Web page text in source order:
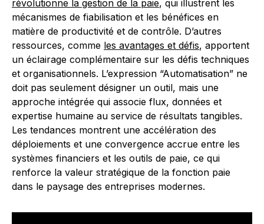
révolutionne la gestion de la paie, qui illustrent les
mécanismes de fiabilisation et les bénéfices en
matière de productivité et de contrôle. D’autres
ressources, comme les avantages et défis, apportent
un éclairage complémentaire sur les défis techniques
et organisationnels. L’expression “Automatisation” ne
doit pas seulement désigner un outil, mais une
approche intégrée qui associe flux, données et
expertise humaine au service de résultats tangibles.
Les tendances montrent une accélération des
déploiements et une convergence accrue entre les
systèmes financiers et les outils de paie, ce qui
renforce la valeur stratégique de la fonction paie
dans le paysage des entreprises modernes.